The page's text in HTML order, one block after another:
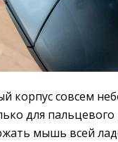
корпус совсем
для пальцевого
мышь всей